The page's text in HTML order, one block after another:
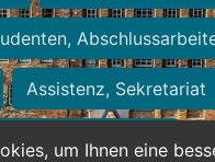
um Ihnen eine
Assistenz, Sekretariat
und Nebenjobs